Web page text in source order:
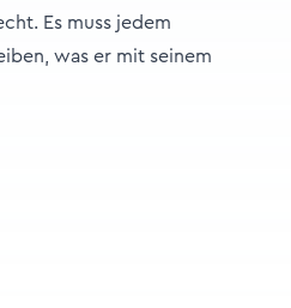
Es muss jedem
was er mit seinem